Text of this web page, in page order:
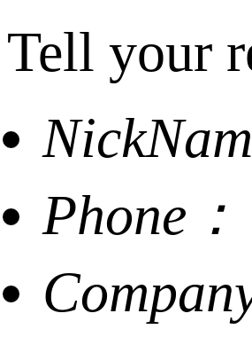
Tell your
Phone：